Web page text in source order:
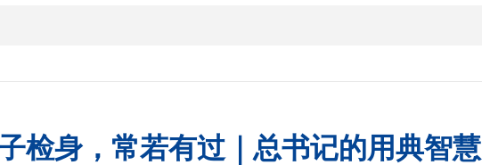
检身，常若有过｜总书记的用典智慧